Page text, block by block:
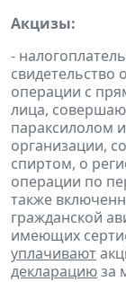
Акцизы:
-
операции с
лица,
параксилолом
организации,
спиртом, о
операции по
также
гражданской
имеющих
уплачивают
декларациюза